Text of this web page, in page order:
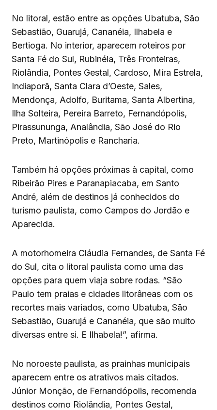
No litoral, estão entre as opções Ubatuba, São
Sebastião, Guarujá, Cananéia, Ilhabela e
Bertioga. No interior, aparecem roteiros por
Santa Fé do Sul, Rubinéia, Três Fronteiras,
Riolândia, Pontes Gestal, Cardoso, Mira Estrela,
Indiaporã, Santa Clara d’Oeste, Sales,
Mendonça, Adolfo, Buritama, Santa Albertina,
Ilha Solteira, Pereira Barreto, Fernandópolis,
Pirassununga, Analândia, São José do Rio
Preto, Martinópolis e Rancharia.
Também há opções próximas à capital, como
Ribeirão Pires e Paranapiacaba, em Santo
André, além de destinos já conhecidos do
turismo paulista, como Campos do Jordão e
Aparecida.
A motorhomeira Cláudia Fernandes, de Santa Fé
do Sul, cita o litoral paulista como uma das
opções para quem viaja sobre rodas. “São
Paulo tem praias e cidades litorâneas com os
recortes mais variados, como Ubatuba, São
Sebastião, Guarujá e Cananéia, que são muito
diversas entre si. E Ilhabela!”, afirma.
No noroeste paulista, as prainhas municipais
aparecem entre os atrativos mais citados.
Júnior Monção, de Fernandópolis, recomenda
destinos como Riolândia, Pontes Gestal,